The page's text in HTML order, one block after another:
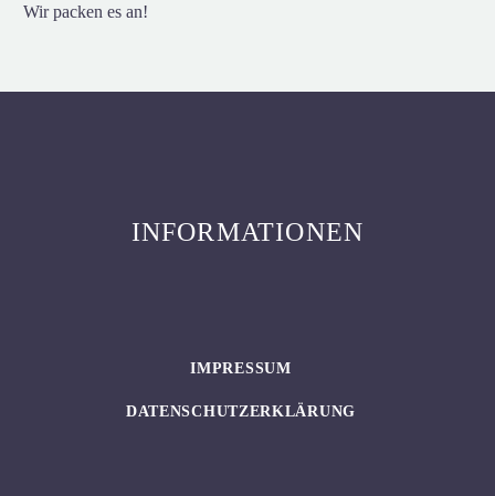
Wir packen es an!
INFORMATIONEN
IMPRESSUM
DATENSCHUTZERKLÄRUNG